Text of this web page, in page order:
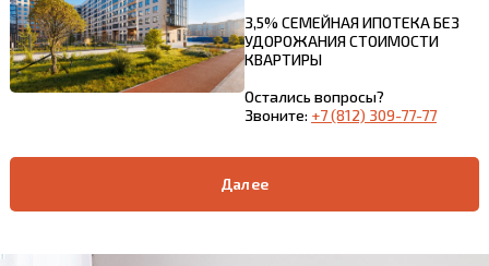
3,5% СЕМЕЙНАЯ ИПОТЕКА БЕЗ
УДОРОЖАНИЯ СТОИМОСТИ
КВАРТИРЫ
Остались вопросы?
Звоните: +7 (812) 309-77-77